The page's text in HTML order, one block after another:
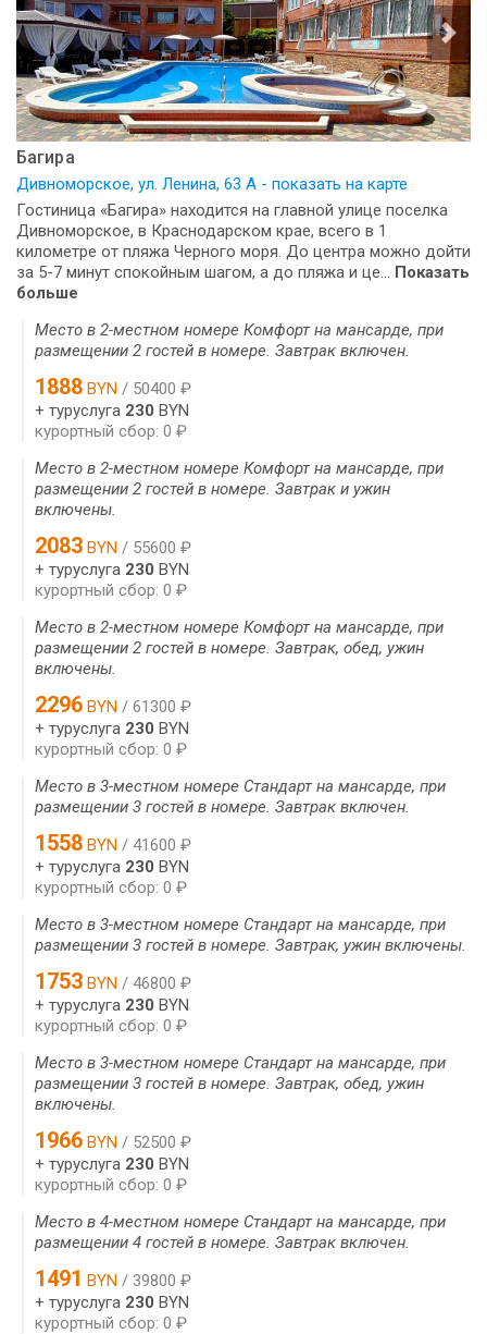
Багира
Дивноморское, ул. Ленина, 63 А - показать на карте
Гостиница «Багира» находится на главной улице поселка
Дивноморское, в Краснодарском крае, всего в 1
километре от пляжа Черного моря. До центра можно дойти
за 5-7 минут спокойным шагом, а до пляжа и це... Показать
больше
Место в 2-местном номере Комфорт на мансарде, при
размещении 2 гостей в номере. Завтрак включен.
1888 BYN / 50400 ₽
+ туруслуга 230 BYN
курортный сбор: 0 ₽
Место в 2-местном номере Комфорт на мансарде, при
размещении 2 гостей в номере. Завтрак и ужин
включены.
2083 BYN / 55600 ₽
+ туруслуга 230 BYN
курортный сбор: 0 ₽
Место в 2-местном номере Комфорт на мансарде, при
размещении 2 гостей в номере. Завтрак, обед, ужин
включены.
2296 BYN / 61300 ₽
+ туруслуга 230 BYN
курортный сбор: 0 ₽
Место в 3-местном номере Стандарт на мансарде, при
размещении 3 гостей в номере. Завтрак включен.
1558 BYN / 41600 ₽
+ туруслуга 230 BYN
курортный сбор: 0 ₽
Место в 3-местном номере Стандарт на мансарде, при
размещении 3 гостей в номере. Завтрак, ужин включены.
1753 BYN / 46800 ₽
+ туруслуга 230 BYN
курортный сбор: 0 ₽
Место в 3-местном номере Стандарт на мансарде, при
размещении 3 гостей в номере. Завтрак, обед, ужин
включены.
1966 BYN / 52500 ₽
+ туруслуга 230 BYN
курортный сбор: 0 ₽
Место в 4-местном номере Стандарт на мансарде, при
размещении 4 гостей в номере. Завтрак включен.
1491 BYN / 39800 ₽
+ туруслуга 230 BYN
курортный сбор: 0 ₽